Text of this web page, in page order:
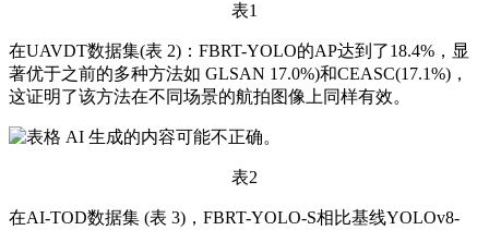
表1
在UAVDT数据集(表 2)：FBRT-YOLO的AP达到了18.4%，显
著优于之前的多种方法如 GLSAN 17.0%)和CEASC(17.1%)，
这证明了该方法在不同场景的航拍图像上同样有效。
表2
在AI-TOD数据集 (表 3)，FBRT-YOLO-S相比基线YOLOv8-